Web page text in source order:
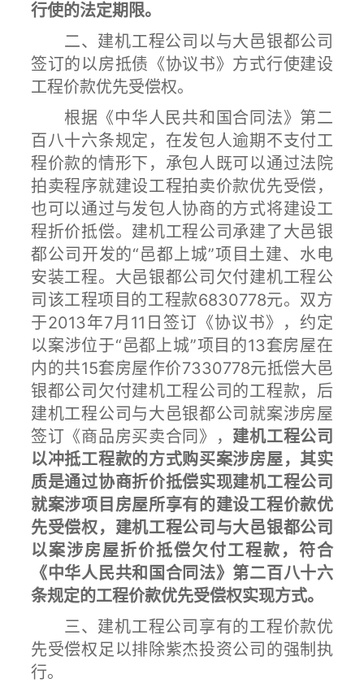
行使的法定期限。
二、建机工程公司以与大邑银都公司
签订的以房抵债《协议书》方式行使建设
工程价款优先受偿权。
根据《中华人民共和国合同法》第二
百八十六条规定，在发包人逾期不支付工
程价款的情形下，承包人既可以通过法院
拍卖程序就建设工程拍卖价款优先受偿，
也可以通过与发包人协商的方式将建设工
程折价抵偿。建机工程公司承建了大邑银
都公司开发的“邑都上城”项目土建、水电
安装工程。大邑银都公司欠付建机工程公
司该工程项目的工程款6830778元。双方
于2013年7月11日签订《协议书》，约定
以案涉位于“邑都上城”项目的13套房屋在
内的共15套房屋作价7330778元抵偿大邑
银都公司欠付建机工程公司的工程款，后
建机工程公司与大邑银都公司就案涉房屋
签订《商品房买卖合同》， 建机工程公司
以冲抵工程款的方式购买案涉房屋，其实
质是通过协商折价抵偿实现建机工程公司
就案涉项目房屋所享有的建设工程价款优
先受偿权，建机工程公司与大邑银都公司
以案涉房屋折价抵偿欠付工程款，符合
《中华人民共和国合同法》第二百八十六
条规定的工程价款优先受偿权实现方式。
三、建机工程公司享有的工程价款优
先受偿权足以排除紫杰投资公司的强制执
行。